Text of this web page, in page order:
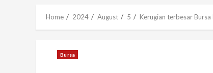
Home 2024 August 5 Kerugian terbesar
Bursa